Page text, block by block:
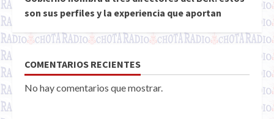
son sus perfiles y la experiencia que aportan
COMENTARIOS RECIENTES
No hay comentarios que mostrar.